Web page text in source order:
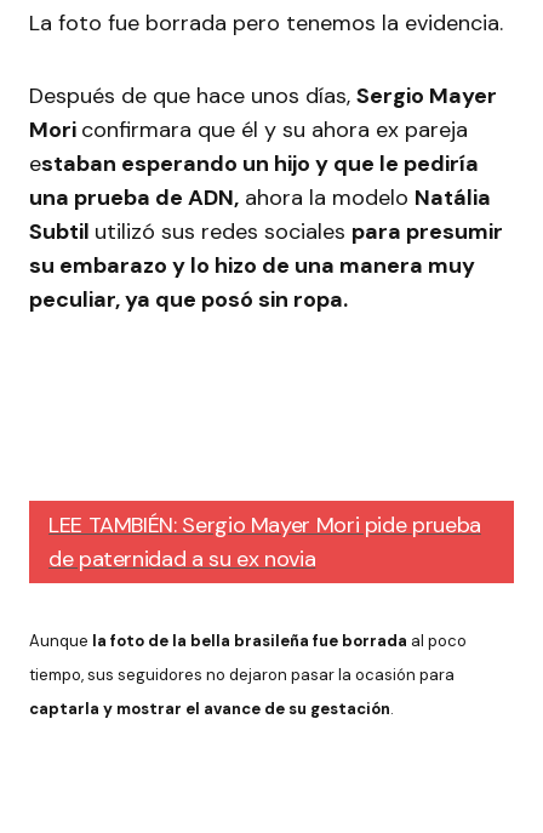
La foto fue borrada pero tenemos la evidencia.
Después de que hace unos días, Sergio Mayer
Mori confirmara que él y su ahora ex pareja
estaban esperando un hijo y que le pediría
una prueba de ADN, ahora la modelo Natália
Subtil utilizó sus redes sociales para presumir
su embarazo y lo hizo de una manera muy
peculiar, ya que posó sin ropa.
LEE TAMBIÉN: Sergio Mayer Mori pide prueba
de paternidad a su ex novia
Aunque la foto de la bella brasileña fue borrada al poco
tiempo, sus seguidores no dejaron pasar la ocasión para
captarla y mostrar el avance de su gestación.